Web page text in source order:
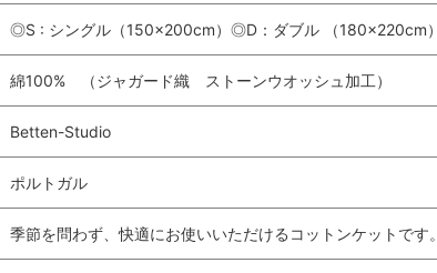
◎S : シングル（150×200cm）◎D：ダブル （180×220cm）
綿100% （ジャガード織 ストーンウオッシュ加工）
Betten-Studio
ポルトガル
季節を問わず、快適にお使いいただけるコットンケットです。